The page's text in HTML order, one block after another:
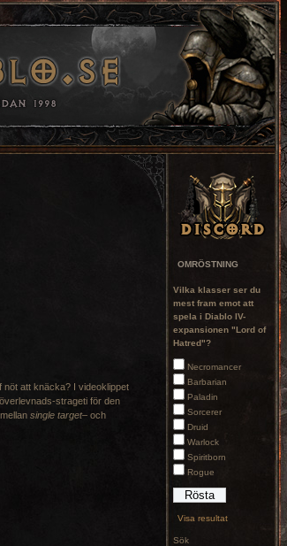
OMRÖSTNING
Vilka klasser ser du
mest fram emot att
spela i Diablo IV-
expansionen "Lord of
Hatred"?
Necromancer
Barbarian
Paladin
Sorcerer
Druid
Warlock
Spiritborn
Rogue
Visa resultat
Sök
nöt att knäcka? I videoklippet
strageti för den
single target– och